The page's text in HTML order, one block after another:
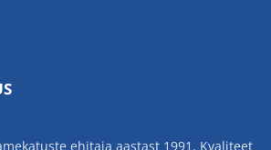
ehitaja aastast 1991. Kvaliteet